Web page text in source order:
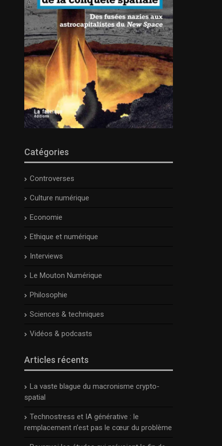
Catégories
Controverses
Culture numérique
Economie
Ethique et numérique
Interviews
Le Mouton Numérique
Philosophie
Sciences & techniques
Vidéos & podcasts
Articles récents
La vaste blague du macronisme crypto-
spatial
Technostress et IA générative : le
remplacement n’est pas le cœur du problème